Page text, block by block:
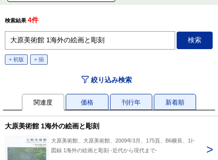
検索結果 4件
+ 初版 + 揃
絞り込み検索
関連度 価格 刊行年 新着順
大原美術館 1海外の絵画と彫刻
大原美術館、大原美術館、2009年3月、175頁、B6横長、1冊
図録 1海外の絵画と彫刻 -近代から現代まで-